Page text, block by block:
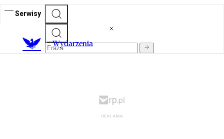
Serwisy
Wydarzenia